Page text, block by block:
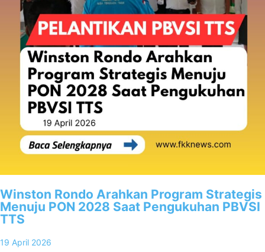
Winston Rondo Arahkan Program Strategis
Menuju PON 2028 Saat Pengukuhan PBVSI
TTS
19 April 2026